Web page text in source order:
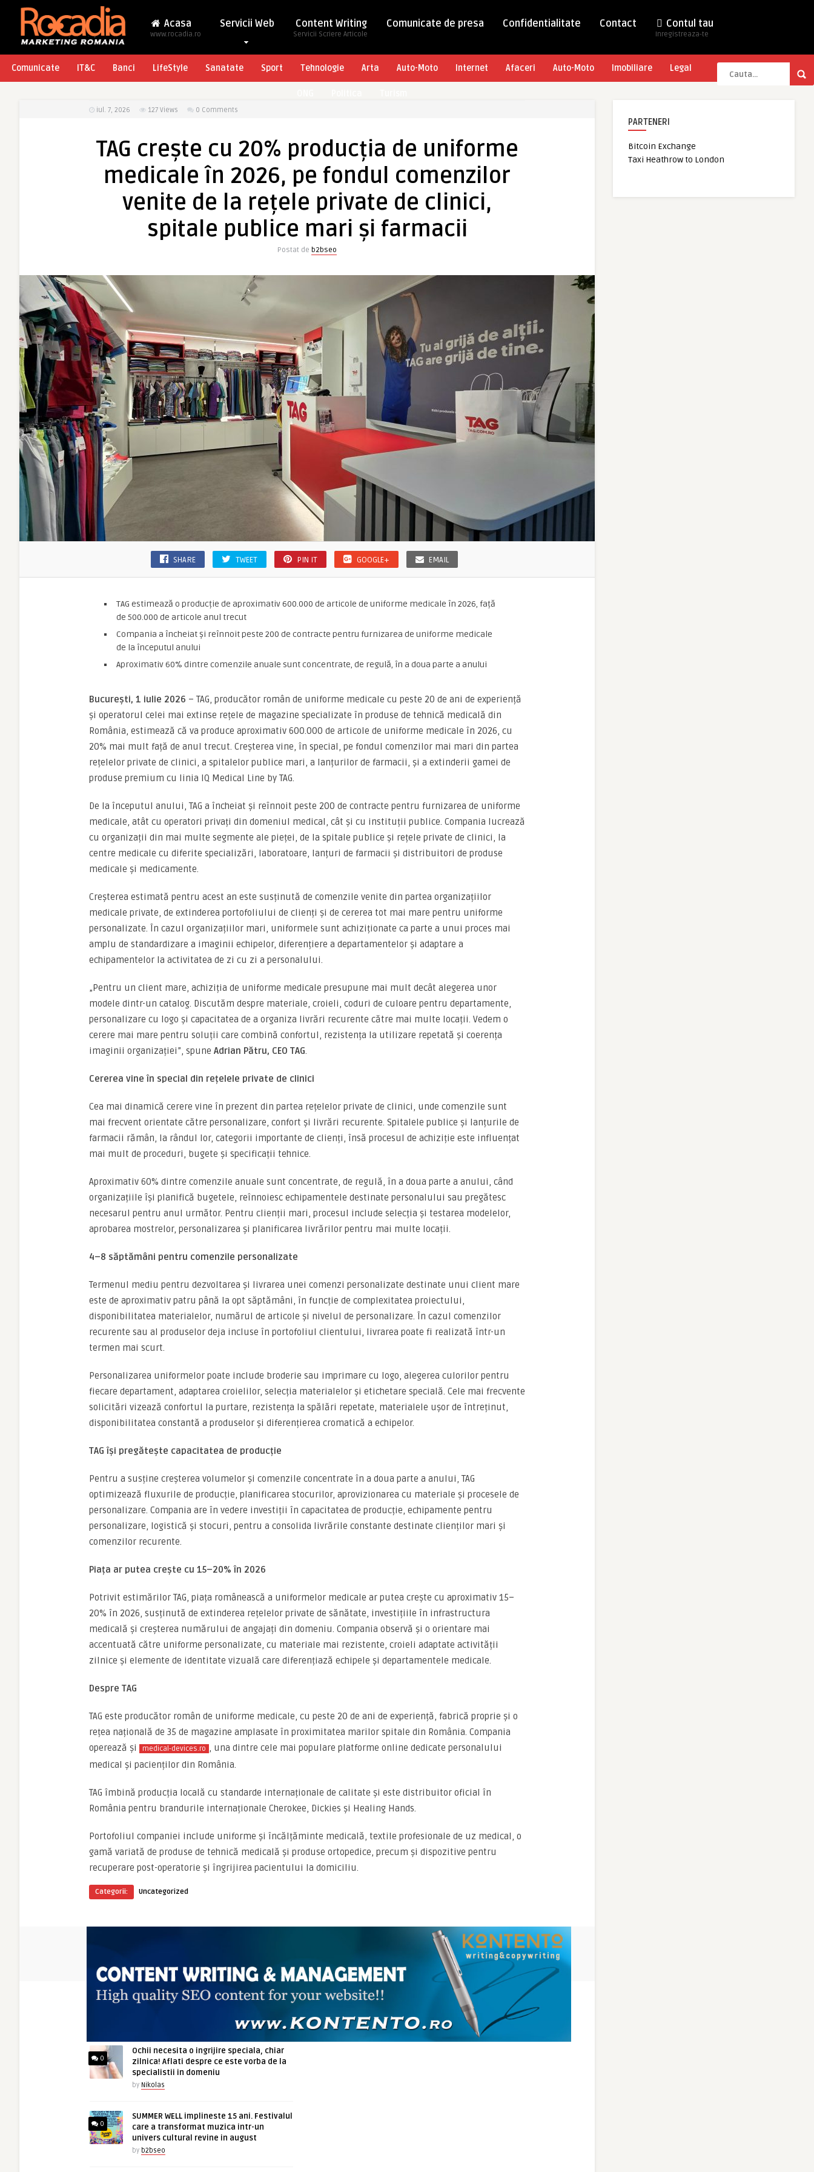
Acasa
www.rocadia.ro
Servicii Web Content Writing
Servicii Scriere Articole
Comunicate de presa Confidentialitate Contact Contul tau
Inregistreaza-te
Comunicate IT&C Banci LifeStyle Sanatate Sport Tehnologie Arta Auto-Moto Internet Afaceri Auto-Moto Imobiliare Legal
iul. 7, 2026 127 Views 0 Comments
TAG crește cu 20% producția de uniforme
medicale în 2026, pe fondul comenzilor
venite de la rețele private de clinici,
spitale publice mari și farmacii
Postat de b2bseo
SHARE TWEET PIN IT GOOGLE+ EMAIL
TAG estimează o producție de aproximativ 600.000 de articole de uniforme medicale în 2026, față
de 500.000 de articole anul trecut
Compania a încheiat și reînnoit peste 200 de contracte pentru furnizarea de uniforme medicale
de la începutul anului
Aproximativ 60% dintre comenzile anuale sunt concentrate, de regulă, în a doua parte a anului
București, 1 iulie 2026 – TAG, producător român de uniforme medicale cu peste 20 de ani de experiență
și operatorul celei mai extinse rețele de magazine specializate în produse de tehnică medicală din
România, estimează că va produce aproximativ 600.000 de articole de uniforme medicale în 2026, cu
20% mai mult față de anul trecut. Creșterea vine, în special, pe fondul comenzilor mai mari din partea
rețelelor private de clinici, a spitalelor publice mari, a lanțurilor de farmacii, și a extinderii gamei de
produse premium cu linia IQ Medical Line by TAG.
De la începutul anului, TAG a încheiat și reînnoit peste 200 de contracte pentru furnizarea de uniforme
medicale, atât cu operatori privați din domeniul medical, cât și cu instituții publice. Compania lucrează
cu organizații din mai multe segmente ale pieței, de la spitale publice și rețele private de clinici, la
centre medicale cu diferite specializări, laboratoare, lanțuri de farmacii și distribuitori de produse
medicale și medicamente.
Creșterea estimată pentru acest an este susținută de comenzile venite din partea organizațiilor
medicale private, de extinderea portofoliului de clienți și de cererea tot mai mare pentru uniforme
personalizate. În cazul organizațiilor mari, uniformele sunt achiziționate ca parte a unui proces mai
amplu de standardizare a imaginii echipelor, diferențiere a departamentelor și adaptare a
echipamentelor la activitatea de zi cu zi a personalului.
„Pentru un client mare, achiziția de uniforme medicale presupune mai mult decât alegerea unor
modele dintr-un catalog. Discutăm despre materiale, croieli, coduri de culoare pentru departamente,
personalizare cu logo și capacitatea de a organiza livrări recurente către mai multe locații. Vedem o
cerere mai mare pentru soluții care combină confortul, rezistența la utilizare repetată și coerența
imaginii organizației”, spune Adrian Pătru, CEO TAG.
Cererea vine în special din rețelele private de clinici
Cea mai dinamică cerere vine în prezent din partea rețelelor private de clinici, unde comenzile sunt
mai frecvent orientate către personalizare, confort și livrări recurente. Spitalele publice și lanțurile de
farmacii rămân, la rândul lor, categorii importante de clienți, însă procesul de achiziție este influențat
mai mult de proceduri, bugete și specificații tehnice.
Aproximativ 60% dintre comenzile anuale sunt concentrate, de regulă, în a doua parte a anului, când
organizațiile își planifică bugetele, reînnoiesc echipamentele destinate personalului sau pregătesc
necesarul pentru anul următor. Pentru clienții mari, procesul include selecția și testarea modelelor,
aprobarea mostrelor, personalizarea și planificarea livrărilor pentru mai multe locații.
4–8 săptămâni pentru comenzile personalizate
Termenul mediu pentru dezvoltarea și livrarea unei comenzi personalizate destinate unui client mare
este de aproximativ patru până la opt săptămâni, în funcție de complexitatea proiectului,
disponibilitatea materialelor, numărul de articole și nivelul de personalizare. În cazul comenzilor
recurente sau al produselor deja incluse în portofoliul clientului, livrarea poate fi realizată într-un
termen mai scurt.
Personalizarea uniformelor poate include broderie sau imprimare cu logo, alegerea culorilor pentru
fiecare departament, adaptarea croielilor, selecția materialelor și etichetare specială. Cele mai frecvente
solicitări vizează confortul la purtare, rezistența la spălări repetate, materialele ușor de întreținut,
disponibilitatea constantă a produselor și diferențierea cromatică a echipelor.
TAG își pregătește capacitatea de producție
Pentru a susține creșterea volumelor și comenzile concentrate în a doua parte a anului, TAG
optimizează fluxurile de producție, planificarea stocurilor, aprovizionarea cu materiale și procesele de
personalizare. Compania are în vedere investiții în capacitatea de producție, echipamente pentru
personalizare, logistică și stocuri, pentru a consolida livrările constante destinate clienților mari și
comenzilor recurente.
Piața ar putea crește cu 15–20% în 2026
Potrivit estimărilor TAG, piața românească a uniformelor medicale ar putea crește cu aproximativ 15–
20% în 2026, susținută de extinderea rețelelor private de sănătate, investițiile în infrastructura
medicală și creșterea numărului de angajați din domeniu. Compania observă și o orientare mai
accentuată către uniforme personalizate, cu materiale mai rezistente, croieli adaptate activității
zilnice și elemente de identitate vizuală care diferențiază echipele și departamentele medicale.
Despre TAG
TAG este producător român de uniforme medicale, cu peste 20 de ani de experiență, fabrică proprie și o
rețea națională de 35 de magazine amplasate în proximitatea marilor spitale din România. Compania
operează și
medical-devices.ro , una dintre cele mai populare platforme online dedicate personalului
medical și pacienților din România.
TAG îmbină producția locală cu standarde internaționale de calitate și este distribuitor oficial în
România pentru brandurile internaționale Cherokee, Dickies și Healing Hands.
Portofoliul companiei include uniforme și încălțăminte medicală, textile profesionale de uz medical, o
gamă variată de produse de tehnică medicală și produse ortopedice, precum și dispozitive pentru
recuperare post-operatorie și îngrijirea pacientului la domiciliu.
Categorii: Uncategorized
0
Ochii necesita o ingrijire speciala, chiar
zilnica! Aflati despre ce este vorba de la
specialistii in domeniu
by Nikolas
0
SUMMER WELL implineste 15 ani. Festivalul
care a transformat muzica intr-un
univers cultural revine in august
by b2bseo
ARTICOLE ASEMANATOARE
PARTENERI
Bitcoin Exchange
Taxi Heathrow to London